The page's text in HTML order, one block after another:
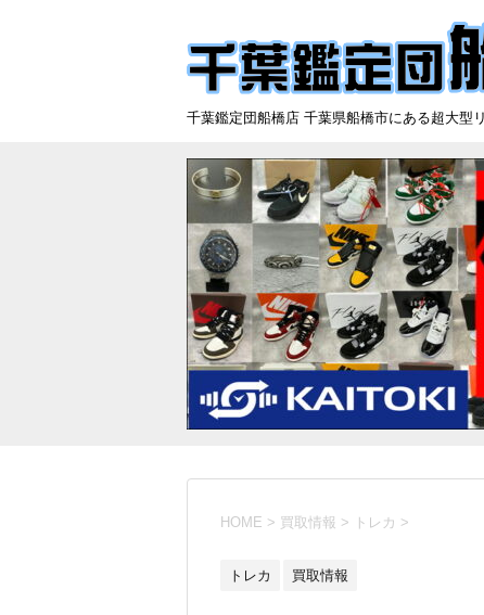
千葉鑑定団船橋店 千葉県船橋市にある超大
HOME > 買取情報 > トレカ >
トレカ 買取情報